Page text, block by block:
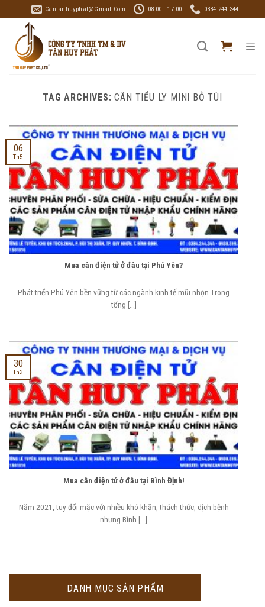
to
content
Cantanhuyphat@gmail.com 08:00 - 17:00 0384.244.344
TAG ARCHIVES:CÂN TIỂU LY MINI BỎ TÚI
Mua cân điện tử ở đâu tại Phú Yên?
Phát triển Phú Yên bền vững từ các ngành kinh tế mũi nhọn Trong
tổng [...]
06
Th5
Mua cân điện tử ở đâu tại Bình Định!
Năm 2021, tuy đối mặc với nhiều khó khăn, thách thức, dịch bệnh
nhưng Bình [...]
30
Th3
DANH MỤC SẢN PHẨM